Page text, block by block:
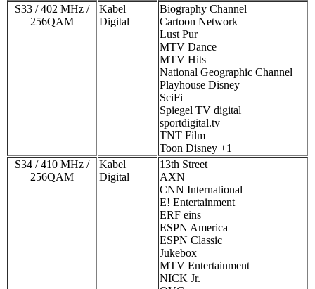
S33 / 402 MHz /
256QAM
Kabel
Digital
Biography Channel
Cartoon Network
Lust Pur
MTV Dance
MTV Hits
National Geographic Channel
Playhouse Disney
SciFi
Spiegel TV digital
sportdigital.tv
TNT Film
Toon Disney +1
S34 / 410 MHz /
256QAM
Kabel
Digital
13th Street
AXN
CNN International
E! Entertainment
ERF eins
ESPN America
ESPN Classic
Jukebox
MTV Entertainment
NICK Jr.